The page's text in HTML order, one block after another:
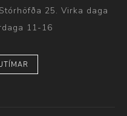
25. Virka daga
11-16